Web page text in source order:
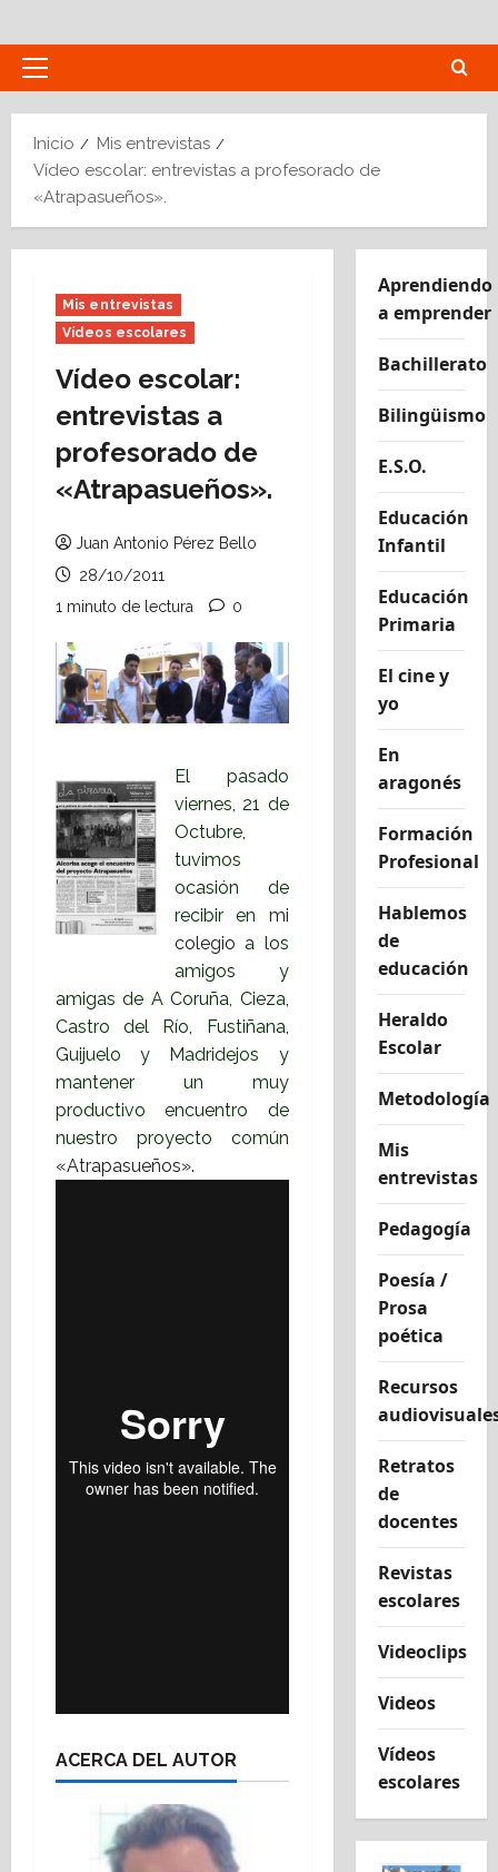
al
contenido
Menú
Inicio
Mis entrevistas
Vídeo escolar: entrevistas a profesorado de
«Atrapasueños».
Mis entrevistas
Vídeos escolares
Vídeo escolar:
entrevistas a
profesorado de
«Atrapasueños».
Juan Antonio Pérez Bello
28/10/2011
1 minuto de lectura
0
El pasado
viernes, 21 de
Octubre,
tuvimos
ocasión de
recibir en mi
colegio a los
amigos y
amigas de A Coruña, Cieza,
Castro del Río, Fustiñana,
Guijuelo y Madridejos y
mantener un muy
productivo encuentro de
nuestro proyecto común
«Atrapasueños».
ACERCA DEL AUTOR
Aprendiendo
a emprender
Bachillerato
Bilingüismo
E.S.O.
Educación
Infantil
Educación
Primaria
El cine y
yo
En
aragonés
Formación
Profesional
Hablemos
de
educación
Heraldo
Escolar
Metodología
Mis
entrevistas
Pedagogía
Poesía /
Prosa
poética
Recursos
Retratos
de
docentes
Revistas
escolares
Videoclips
Videos
Vídeos
escolares